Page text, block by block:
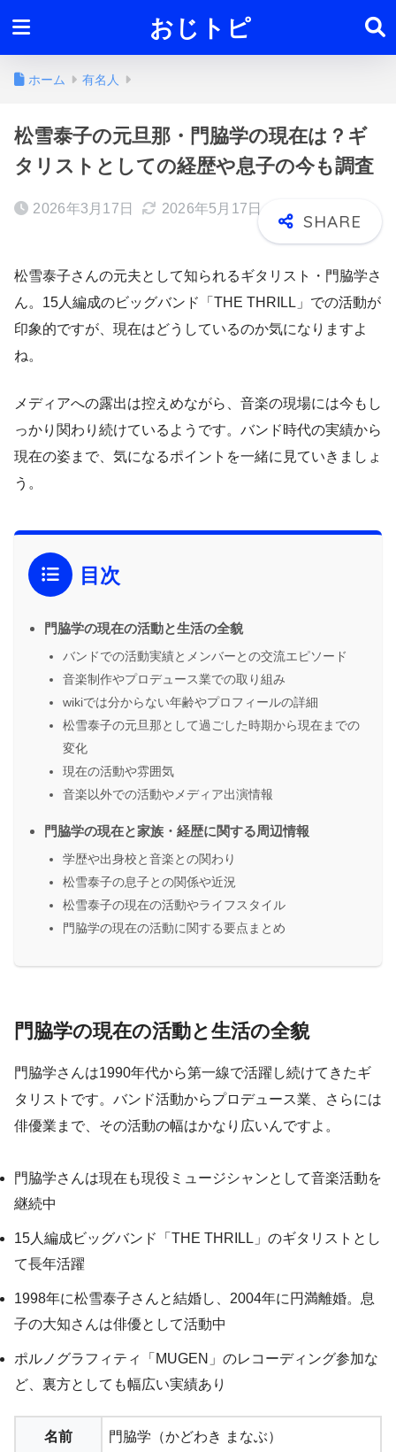
おじトピ
ホーム 有名人
松雪泰子の元旦那・門脇学の現在は？ギ
タリストとしての経歴や息子の今も調査
2026年3月17日 2026年5月17日
松雪泰子さんの元夫として知られるギタリスト・門脇学さ
ん。15人編成のビッグバンド「THE THRILL」での活動が
印象的ですが、現在はどうしているのか気になりますよ
ね。
メディアへの露出は控えめながら、音楽の現場には今もし
っかり関わり続けているようです。バンド時代の実績から
現在の姿まで、気になるポイントを一緒に見ていきましょ
う。
目次
門脇学の現在の活動と生活の全貌
バンドでの活動実績とメンバーとの交流エピソード
音楽制作やプロデュース業での取り組み
wikiでは分からない年齢やプロフィールの詳細
松雪泰子の元旦那として過ごした時期から現在までの
変化
現在の活動や雰囲気
音楽以外での活動やメディア出演情報
門脇学の現在と家族・経歴に関する周辺情報
学歴や出身校と音楽との関わり
松雪泰子の息子との関係や近況
松雪泰子の現在の活動やライフスタイル
門脇学の現在の活動に関する要点まとめ
門脇学の現在の活動と生活の全貌
門脇学さんは1990年代から第一線で活躍し続けてきたギ
タリストです。バンド活動からプロデュース業、さらには
俳優業まで、その活動の幅はかなり広いんですよ。
門脇学さんは現在も現役ミュージシャンとして音楽活動を
継続中
15人編成ビッグバンド「THE THRILL」のギタリストとし
て長年活躍
1998年に松雪泰子さんと結婚し、2004年に円満離婚。息
子の大知さんは俳優として活動中
ポルノグラフィティ「MUGEN」のレコーディング参加な
ど、裏方としても幅広い実績あり
名前 門脇学（かどわき まなぶ）